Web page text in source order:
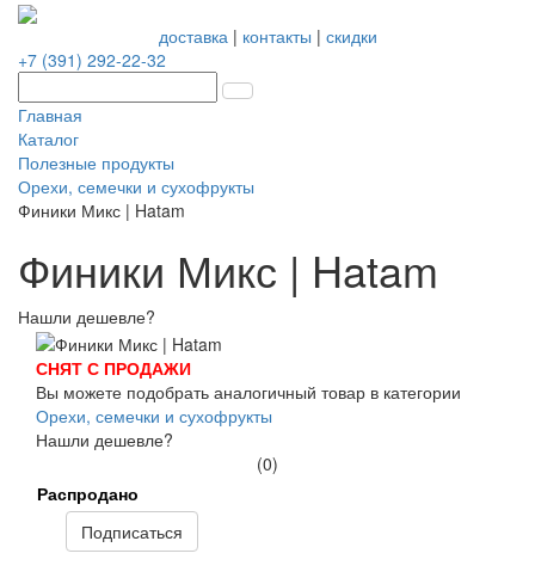
доставка| контакты | скидки
+7 (391) 292-22-32
Главная
Каталог
Полезные продукты
Орехи, семечки и сухофрукты
Финики Микс | Hatam
Финики Микс | Hatam
Нашли дешевле?
СНЯТ С ПРОДАЖИ
Вы можете подобрать аналогичный товар в категории
Орехи, семечки и сухофрукты
Нашли дешевле?
(0)
Распродано
Подписаться